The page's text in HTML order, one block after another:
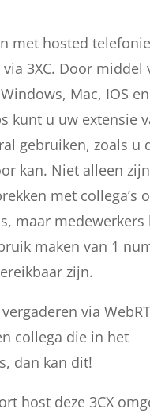
met hosted
3XC. Door middel
Mac, IOS en
kunt u uw extensie
gebruiken, zoals u
kan. Niet alleen
met collega’s
maar medewerkers
maken van 1
zijn.
via
collega die in het
dan kan dit!
host deze 3CX